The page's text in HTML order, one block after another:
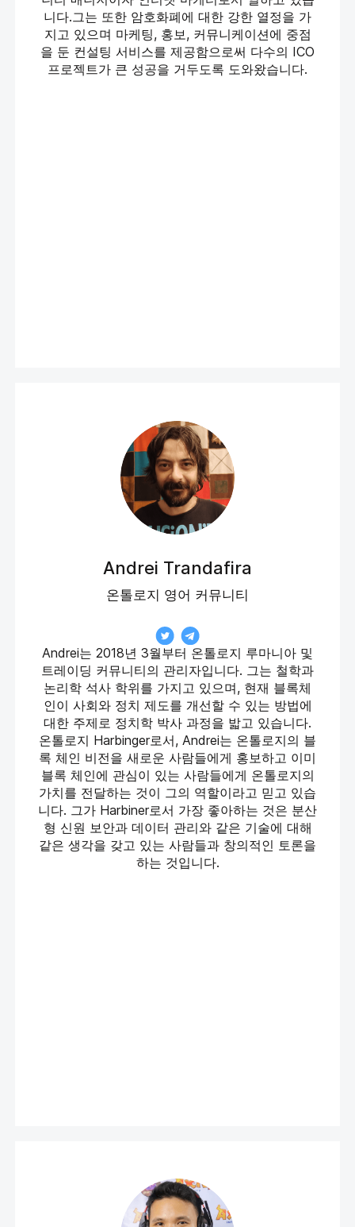
니다.그는 또한 암호화폐에 대한 강한 열정을 가
지고 있으며 마케팅, 홍보, 커뮤니케이션에 중점
을 둔 컨설팅 서비스를 제공함으로써 다수의 ICO
프로젝트가 큰 성공을 거두도록 도와왔습니다.
Andrei Trandafira
온톨로지 영어 커뮤니티
Andrei는 2018년 3월부터 온톨로지 루마니아 및
트레이딩 커뮤니티의 관리자입니다. 그는 철학과
논리학 석사 학위를 가지고 있으며, 현재 블록체
인이 사회와 정치 제도를 개선할 수 있는 방법에
대한 주제로 정치학 박사 과정을 밟고 있습니다.
온톨로지 Harbinger로서, Andrei는 온톨로지의 블
록 체인 비전을 새로운 사람들에게 홍보하고 이미
블록 체인에 관심이 있는 사람들에게 온톨로지의
가치를 전달하는 것이 그의 역할이라고 믿고 있습
니다. 그가 Harbiner로서 가장 좋아하는 것은 분산
형 신원 보안과 데이터 관리와 같은 기술에 대해
같은 생각을 갖고 있는 사람들과 창의적인 토론을
하는 것입니다.